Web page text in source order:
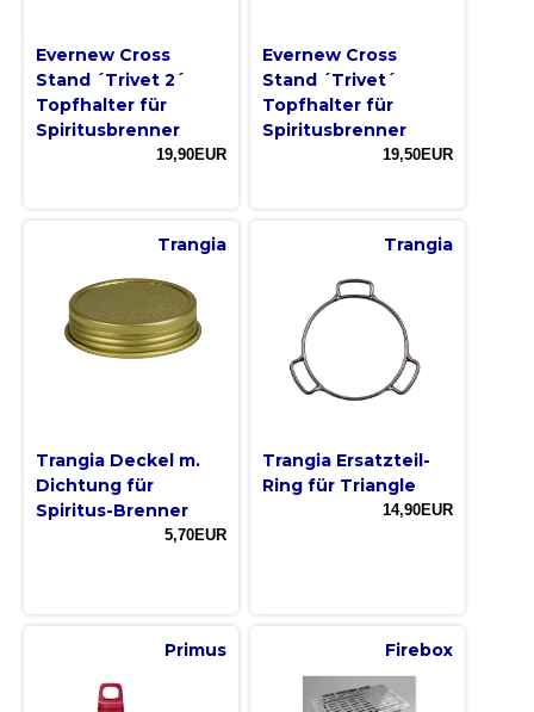
Evernew Cross
Stand ´Trivet 2´
Topfhalter für
Spiritusbrenner
19,90EUR
Evernew Cross
Stand ´Trivet´
Topfhalter für
Spiritusbrenner
19,50EUR
Trangia
Trangia Deckel m.
Dichtung für
Spiritus-Brenner
5,70EUR
Trangia
Trangia Ersatzteil-
Ring für Triangle
14,90EUR
Primus Firebox